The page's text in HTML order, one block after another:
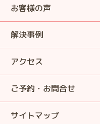
お客様の声
解決事例
アクセス
ご予約・お問合せ
サイトマップ